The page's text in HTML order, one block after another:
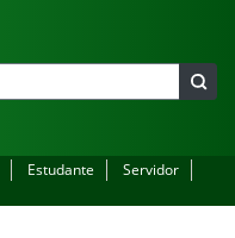
Estudante
Servidor